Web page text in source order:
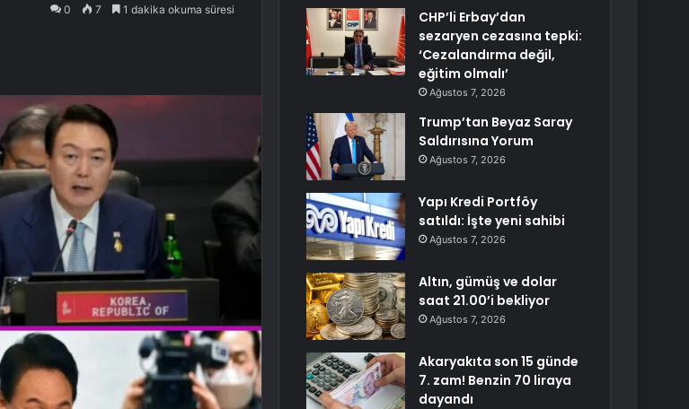
0 7 1 dakika okuma süresi
CHP’li Erbay’dan
sezaryen cezasına tepki:
‘Cezalandırma değil,
eğitim olmalı’
Ağustos 7, 2026
Trump’tan Beyaz Saray
Saldırısına Yorum
Ağustos 7, 2026
Yapı Kredi Portföy
satıldı: İşte yeni sahibi
Ağustos 7, 2026
Altın, gümüş ve dolar
saat 21.00’i bekliyor
Ağustos 7, 2026
Akaryakıta son 15 günde
7. zam! Benzin 70 liraya
dayandı